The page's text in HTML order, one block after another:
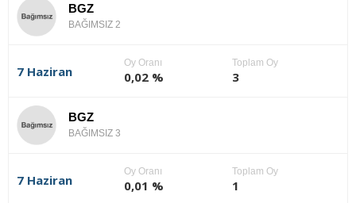
BGZ
BAĞIMSIZ 2
7 Haziran
Oy Oranı
0,02 %
Toplam Oy
3
BGZ
BAĞIMSIZ 3
7 Haziran
Oy Oranı
0,01 %
Toplam Oy
1